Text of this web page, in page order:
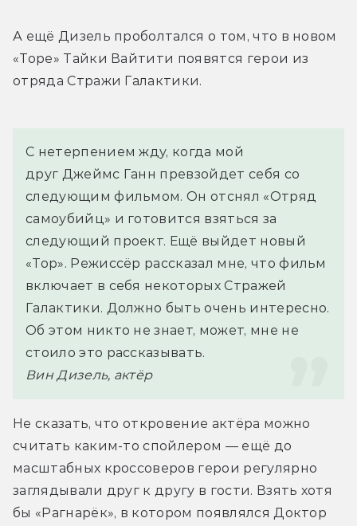
А ещё Дизель проболтался о том, что в новом
«Торе» Тайки Вайтити появятся герои из
отряда Стражи Галактики.
С нетерпением жду, когда мой
друг Джеймс Ганн превзойдет себя со
следующим фильмом. Он отснял «Отряд
самоубийц» и готовится взяться за
следующий проект. Ещё выйдет новый
«Тор». Режиссёр рассказал мне, что фильм
включает в себя некоторых Стражей
Галактики. Должно быть очень интересно.
Об этом никто не знает, может, мне не
стоило это рассказывать.
Вин Дизель, актёр
Не сказать, что откровение актёра можно
считать каким-то спойлером — ещё до
масштабных кроссоверов герои регулярно
заглядывали друг к другу в гости. Взять хотя
бы «Рагнарёк», в котором появлялся Доктор